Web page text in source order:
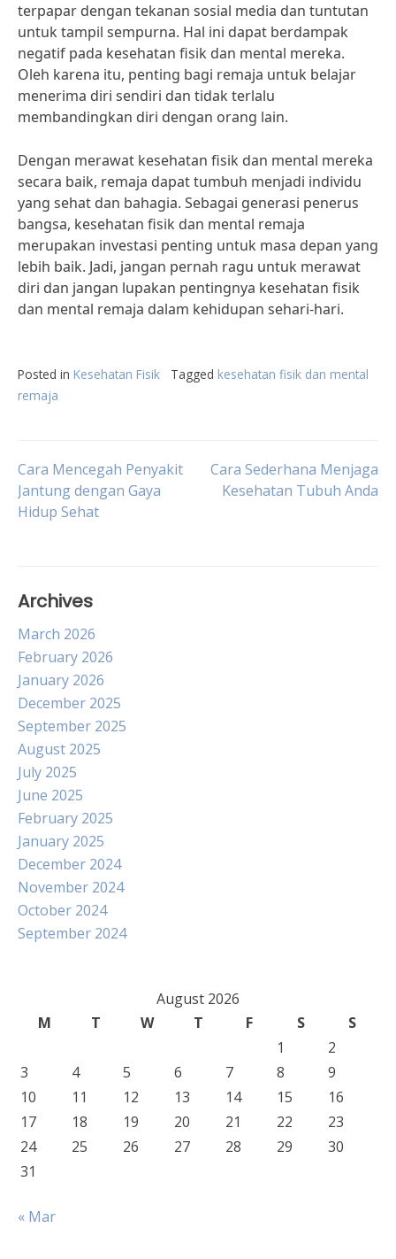
terpapar dengan tekanan sosial media dan tuntutan
untuk tampil sempurna. Hal ini dapat berdampak
negatif pada kesehatan fisik dan mental mereka.
Oleh karena itu, penting bagi remaja untuk belajar
menerima diri sendiri dan tidak terlalu
membandingkan diri dengan orang lain.
Dengan merawat kesehatan fisik dan mental mereka
secara baik, remaja dapat tumbuh menjadi individu
yang sehat dan bahagia. Sebagai generasi penerus
bangsa, kesehatan fisik dan mental remaja
merupakan investasi penting untuk masa depan yang
lebih baik. Jadi, jangan pernah ragu untuk merawat
diri dan jangan lupakan pentingnya kesehatan fisik
dan mental remaja dalam kehidupan sehari-hari.
Posted in Kesehatan Fisik Tagged kesehatan fisik dan mental
remaja
Post
navigation
Cara Mencegah Penyakit
Jantung dengan Gaya
Hidup Sehat
Cara Sederhana Menjaga
Kesehatan Tubuh Anda
Archives
March 2026
February 2026
January 2026
December 2025
September 2025
August 2025
July 2025
June 2025
February 2025
January 2025
December 2024
November 2024
October 2024
September 2024
August 2026
M
T W T F S
S
1
2
3
4 5 6 7 8
9
10
11 12 13 14 15
16
17
18 19 20 21 22
23
24
25 26 27 28 29
30
31
« Mar